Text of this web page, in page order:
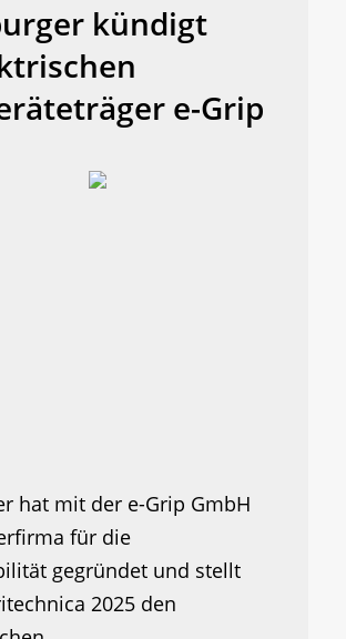
kündigt
e-Grip
hat mit der e-Grip GmbH
für die
gegründet und stellt
2025 den